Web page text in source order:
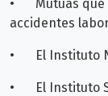
•
Mutuas
accidentes
• El Instituto
• El Instituto